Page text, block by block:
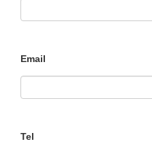
Email
Tel